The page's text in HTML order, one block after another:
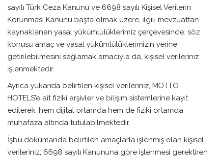
sayılı Türk Ceza Kanunu ve 6698 sayılı Kişisel Verilerin
Korunması Kanunu başta olmak üzere, ilgili mevzuattan
kaynaklanan yasal yükümlülüklerimiz çerçevesinde; söz
konusu amaç ve yasal yükümlülüklerimizin yerine
getirilebilmesini sağlamak amacıyla da, kişisel verileriniz
işlenmektedir.
Ayrıca yukarıda belirtilen kişisel verileriniz, MOTTO
HOTELS’e ait fiziki arşivler ve bilişim sistemlerine kayıt
edilerek, hem dijital ortamda hem de fiziki ortamda
muhafaza altında tutulabilmektedir.
İşbu dokümanda belirtilen amaçlarla işlenmiş olan kişisel
verileriniz; 6698 sayılı Kanununa göre işlenmesi gerektiren